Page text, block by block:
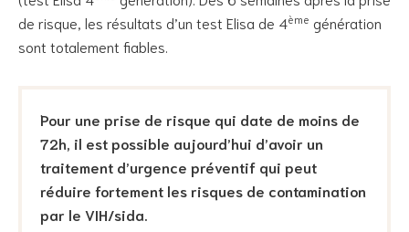
de risque, les résultats d’un test Elisa de 4ème génération
sont totalement fiables.
Pour une prise de risque qui date de moins de
72h, il est possible aujourd’hui d’avoir un
traitement d’urgence préventif qui peut
réduire fortement les risques de contamination
par le VIH/sida.